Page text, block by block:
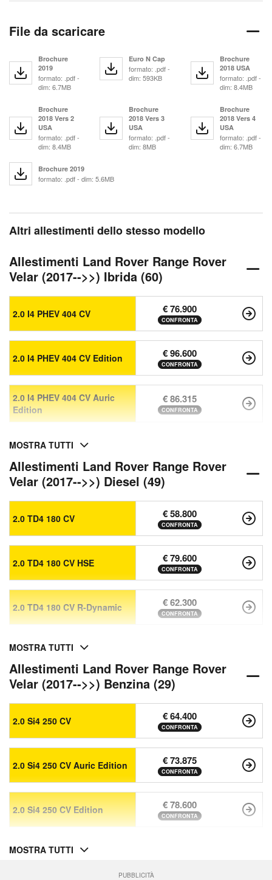
File da scaricare
Brochure
2019
formato: .pdf -
dim: 6.7MB
Euro N Cap
formato: .pdf -
dim: 593KB
Brochure
2018 USA
formato: .pdf -
dim: 8.4MB
Brochure
2018 Vers 2
USA
formato: .pdf -
dim: 8.4MB
Brochure
2018 Vers 3
USA
formato: .pdf -
dim: 8MB
Brochure
2018 Vers 4
USA
formato: .pdf -
dim: 6.7MB
Brochure 2019
formato: .pdf - dim: 5.6MB
Altri allestimenti dello stesso modello
Allestimenti Land Rover Range Rover
Velar (2017-->>) Ibrida (60)
2.0 I4 PHEV 404 CV € 76.900
CONFRONTA
2.0 I4 PHEV 404 CV Edition € 96.600
CONFRONTA
2.0 I4 PHEV 404 CV Auric
Edition
€ 86.315
CONFRONTA
MOSTRA TUTTI
Allestimenti Land Rover Range Rover
Velar (2017-->>) Diesel (49)
2.0 TD4 180 CV € 58.800
CONFRONTA
2.0 TD4 180 CV HSE € 79.600
CONFRONTA
2.0 TD4 180 CV R-Dynamic € 62.300
CONFRONTA
MOSTRA TUTTI
Allestimenti Land Rover Range Rover
Velar (2017-->>) Benzina (29)
2.0 Si4 250 CV € 64.400
CONFRONTA
2.0 Si4 250 CV Auric Edition € 73.875
CONFRONTA
2.0 Si4 250 CV Edition € 78.600
CONFRONTA
MOSTRA TUTTI
PUBBLICITÀ